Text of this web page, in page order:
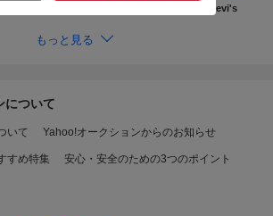
Levi's
もっと見る
について
いて Yahoo!オークションからのお知らせ
すめ特集 安心・安全のための3つのポイント